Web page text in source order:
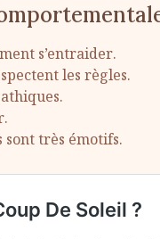
s’entraider.
les règles.
très émotifs.